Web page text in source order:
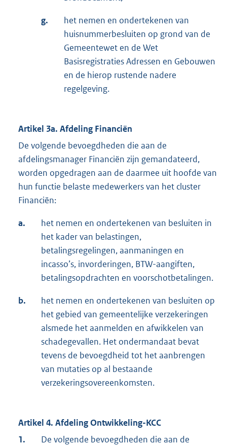
g.
het nemen en ondertekenen van
huisnummerbesluiten op grond van de
Gemeentewet en de Wet
Basisregistraties Adressen en Gebouwen
en de hierop rustende nadere
regelgeving.
Artikel 3a. Afdeling Financiën
De volgende bevoegdheden die aan de
afdelingsmanager Financiën zijn gemandateerd,
worden opgedragen aan de daarmee uit hoofde van
hun functie belaste medewerkers van het cluster
Financiën:
a.
het nemen en ondertekenen van besluiten in
het kader van belastingen,
betalingsregelingen, aanmaningen en
incasso’s, invorderingen, BTW-aangiften,
betalingsopdrachten en voorschotbetalingen.
b.
het nemen en ondertekenen van besluiten op
het gebied van gemeentelijke verzekeringen
alsmede het aanmelden en afwikkelen van
schadegevallen. Het ondermandaat bevat
tevens de bevoegdheid tot het aanbrengen
van mutaties op al bestaande
verzekeringsovereenkomsten.
Artikel 4. Afdeling Ontwikkeling-KCC
1.
De volgende bevoegdheden die aan de